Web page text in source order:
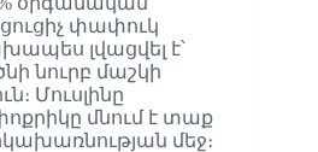
փափուկ
լվացվել է՝
նուրբ մաշկի
Մուսլինը
մնում է տաք
մեջ։